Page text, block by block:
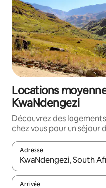
Locations
KwaNdengezi
Découvrez des
chez vous pour un séjour
Adresse
Lorsque les résultats
Arrivée